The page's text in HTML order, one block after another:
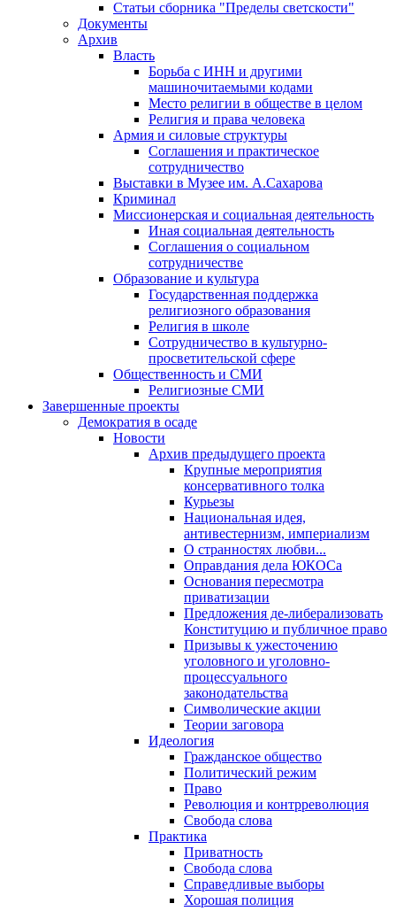
Статьи сборника "Пределы светскости"
Документы
Архив
Власть
Борьба с ИНН и другими
машиночитаемыми кодами
Место религии в обществе в целом
Религия и права человека
Армия и силовые структуры
Соглашения и практическое
сотрудничество
Выставки в Музее им. А.Сахарова
Криминал
Миссионерская и социальная деятельность
Иная социальная деятельность
Соглашения о социальном
сотрудничестве
Образование и культура
Государственная поддержка
религиозного образования
Религия в школе
Сотрудничество в культурно-
просветительской сфере
Общественность и СМИ
Религиозные СМИ
Завершенные проекты
Демократия в осаде
Новости
Архив предыдущего проекта
Крупные мероприятия
консервативного толка
Курьезы
Национальная идея,
антивестернизм, империализм
О странностях любви...
Оправдания дела ЮКОСа
Основания пересмотра
приватизации
Предложения де-либерализовать
Конституцию и публичное право
Призывы к ужесточению
уголовного и уголовно-
процессуального
законодательства
Символические акции
Теории заговора
Идеология
Гражданское общество
Политический режим
Право
Революция и контрреволюция
Свобода слова
Практика
Приватность
Свобода слова
Справедливые выборы
Хорошая полиция